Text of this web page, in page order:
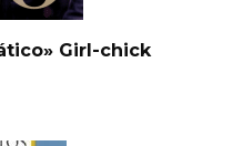
Girl-chick